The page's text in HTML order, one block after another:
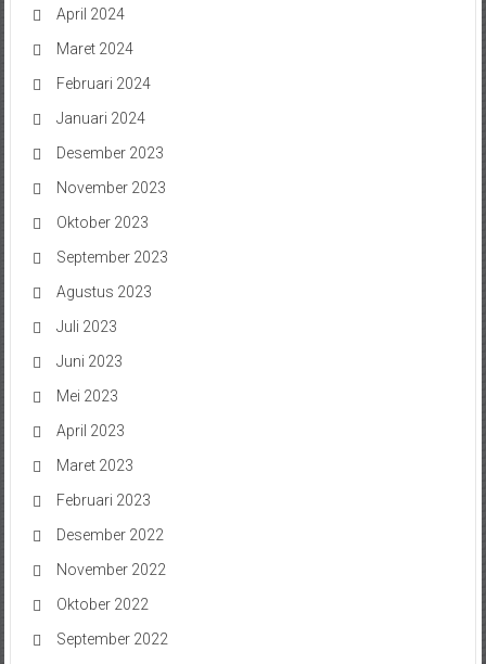
April 2024
Maret 2024
Februari 2024
Januari 2024
Desember 2023
November 2023
Oktober 2023
September 2023
Agustus 2023
Juli 2023
Juni 2023
Mei 2023
April 2023
Maret 2023
Februari 2023
Desember 2022
November 2022
Oktober 2022
September 2022